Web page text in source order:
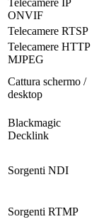
Telecamere IP
ONVIF
Telecamere RTSP
Telecamere HTTP
MJPEG
Cattura schermo /
desktop
Blackmagic
Decklink
Sorgenti NDI
Sorgenti RTMP